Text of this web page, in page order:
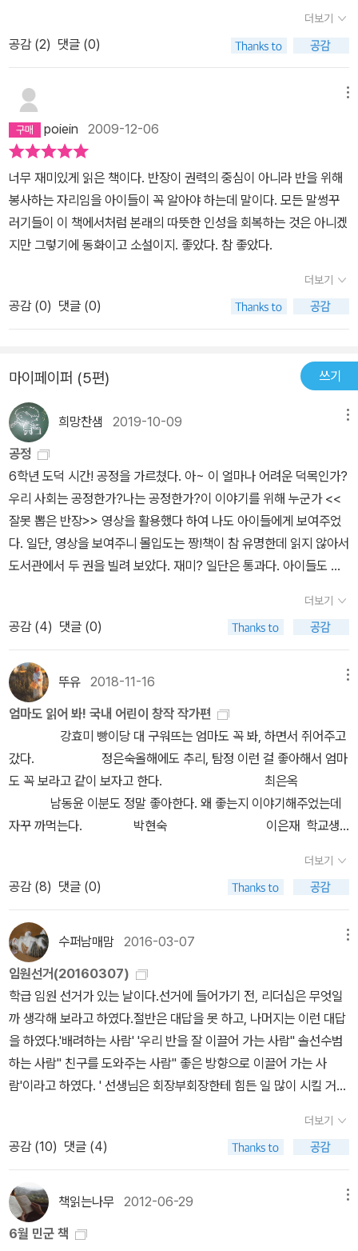
다. 선생님의 칭찬, 친구들의 관심이 그를 기분 좋게 했다. 그러면서
로운이는 반장으로서의 역할에 최선을 다한다. 그리고 사이가 좋지
시 다시 한 번 반장을 해볼지 고민하면서 이야기는 끝이 난다.
잘못 뽑
힌 반장이 아닌 정말 잘 뽑힌 반장이 된 로운이의 이야기는 많은 아이
들에게 용기를 준다. 비록 말썽꾸러기여서 많이 혼나고 신뢰를 잃어
버렸지만 자신의 역할에 충실하고 다른 사람을 배려한다면 어디서나
인정받을 수 있다는 것을 가르쳐준다.반장이든 회장이든 어떤 직책
을 맡아 수행한다는 것은 그리 쉬운 일이 아니다. 물론 그런 직책을 맡
는 과정 역시 쉬운 일은 아니다. 사람들의 신뢰가 밑바탕이 되어야 한
고 처음에는 지키지 않다가 나중에 자신의 모습을 반성하며 진정한
머슴이 되려고 노력한다. 자신의 역할에 조금씩 충실해지면서 친구
들, 선생님들의 신뢰를 얻고, 본인도 스스로 자신감을 가지게 된다.이
하게 한 것은 무엇일까? 그것은 아마도 어떤 책임감, 희생 등의 단어
가 마음속으로 들어왔기 때문일 것이다. 이렇듯 자신에게 주어진 일
에 대한 책임을 다하고, 다른 사람을 위해 희생할 줄 아는 사람으로 자
라는 것은 요즘 아이들에게 필요한 덕목이 아닐까 생각한다. 이 책은
이로운 반장을 통해 우리 아이들에게 갚진 교훈을 가르쳐 주는 고마
운 책이다. ☞이벤트 선물로 받은 캐치볼~ 아이들이 정말 좋아한다.
자란 로운이는 소문난 대책없는 개구쟁이다.그런데 왠지 모르게 안쓰
럽다. 아빠에게만은 한없이 곰살궂은 녀석인데 엄마와 학교에서만은
유독 말썽꾸러기..그 이유는 자신이 그 안에서 소외되기 때문이다.친
구들의 무시로 반장 선거 나갔다가 반장이 된 후로 로운이는 괴롭다.
의 명찬이 반장의 이야기를 무시하는듯 하면서 귀동냥으로 배운다.그
러다가 그 것은 진심이 된다. 친구들을 위해 앞장서서 봉사하게 되는
것이다.아이들은 이 책을 보고 신나게 웃는다. 로운이의 모습 속에서
억눌린 자신들의 모습을 발견하기도 하고, 악역으로 나오는 재하를
한껏 비웃어 주다가 친구를 포용하는 로운이의 넓은 마음에 함께 동
화되어 너그러워지기도 한다.로운이의 반장하기는 많은 반장이 안되
는 아이들에게 용기를 준다. 로운이도 하는데...반장은 아무나 하는 것
이다. 선택받은 사람만 하는 것이 아니라..
더보기
공감 (2) 댓글 (0)
poiein 2009-12-06
너무 재미있게 읽은 책이다. 반장이 권력의 중심이 아니라 반을 위해
봉사하는 자리임을 아이들이 꼭 알아야 하는데 말이다. 모든 말썽꾸
러기들이 이 책에서처럼 본래의 따뜻한 인성을 회복하는 것은 아니겠
지만 그렇기에 동화이고 소설이지. 좋았다. 참 좋았다.
더보기
공감 (0) 댓글 (0)
마이페이퍼 (5편) 쓰기
희망찬샘 2019-10-09
공정
6학년 도덕 시간! 공정을 가르쳤다. 아~ 이 얼마나 어려운 덕목인가?
우리 사회는 공정한가?나는 공정한가?이 이야기를 위해 누군가 <<
잘못 뽑은 반장>> 영상을 활용했다 하여 나도 아이들에게 보여주었
다. 일단, 영상을 보여주니 몰입도는 짱!책이 참 유명한데 읽지 않아서
도서관에서 두 권을 빌려 보았다. 재미? 일단은 통과다. 아이들도 제
했던가?이 책을 읽으면서 공정에 대해 다음의 두 가지 질문을 던져보
게 되었다. 이로운은 아이들에게 뿐만 아니라 선생님에게도 잘못 뽑
은 반장으로 여겨졌다. 선생님은 이로운을 도울 반장 두우미로 황제
하를 정해주었는데, 이것은 공정한 행동인가?반장이 숙제 검사를 해
야 하는데 이로운이 숙제를 해 오지 않아 반장 도우미인 제하가 숙제
검사를 하게 되었다. 제하는 반장이 숙제를 하지 않아 더 나쁘다며 다
른 아이들에게는 1점을 주는 벌점을 3점을 주는데 이것은 공정한
가? 공정이라 함은 공평하고 정의로운 것을 말하고 기회의 균등을
말한다고 아이들에게 가르쳤다. 그리고 아직 우리 사회가 많이 공정
하지 못할지라도 더 많은 이들이 공정한 사회를 위해 애쓰고 노력하
고 있다고(교과서적인 말인가?) 이야기 해 주었다. 첫 번째 이야기
가 재미있어서 이 책도 읽어보기로 했다. 결론은 잘 읽히기는 하나 다
소 억지스러운 부분도 있고, 전편만 못하다는 아쉬움이 있었다는 것.
뽑은 반장이라 생각하는 것이 조금은 타당해 보였지만, 조용하고 소
심하다고 해서 공수린이 반장으로 뽑힌 것이 잘못된 것인지는 납득하
기 어렵다. 공수린을 시기질투하는 마가희가 바깥에서 과학실 문을
잠궈 공수린을 가두어 수업시간에 늦게 만들어 곤경에 처하게 한다는
설정 부분을 읽으면서 과학샘인 나는 '뒷문을 안에서 열고 나가면 되
는데...'하는 생각을 하고 있었다. ㅎㅎ~아이들에게는 반장으로서의
나름의 롤모델을 제시하고 있기는 하다. 반장이 되었다고 해서 뻐기
지 않는 공수린의 섬김의 리더십을 칭찬한다. 이야기는 해피엔딩이라
관에 반납하겠으니 꼭 읽어보라고 했지만, 한 명이라도 읽을지는 의
문이다. '공정' 덕분에 두 권의 책을 만났다.
더보기
공감 (4) 댓글 (0)
뚜유 2018-11-16
엄마도 읽어 봐! 국내 어린이 창작 작가편
강효미 빵이당 대 구워뜨는 엄마도 꼭 봐, 하면서 쥐어주고
갔다. 정은숙올해에도 추리, 탐정 이런 걸 좋아해서 엄마
도 꼭 보라고 같이 보자고 한다. 최은옥
남동윤 이분도 정말 좋아한다. 왜 좋는지 이야기해주었는데
자꾸 까먹는다. 박현숙 이은재 학교생
데 ㅜ.ㅠ 이지훈맞다 나도 걱정 공장장 --------------
-------- 올해도 딸아이는 한국 창작에 빠져 있는데 같이 읽어주지
못해 아쉽다. 어린이문학이라곤 이거 읽은 게 다. 딸아이
는 학교에서는 아이들보다 선생님에게 인기 있는 편이고 순응하는 아
이인데 자신과 다른 자유로운 친구들을 동경하고 말썽 피우고 싶고
모험에 뛰어들고 싶은 걸 책으로 푸는 것 같다. 어제는 딸이 엄마는
친구 많아 해서 글쎄, 서울에 몇 명여기는 아는 엄마들?친구가 많지
않지만 책도 보니 심심하지는 않아, 하니 그러면 엄마는 책이 친구면
전 세계에 친구가 있는 거네, 라고 한다. 그럼 올해는 미미여사, 히가
시노 게이고, 사노 요코 등 일본친구또 영미 유럽권에 누구더라 (친구
라는데 이름도 기억이 안 남 ㅋ)암튼 많이 만났어. 엄마도 친구 많구
나, 하고 말았다. 그리고 구병모, 이기호, 정유정, 한강, 황정은, 김금
많구나. 그리고 돌아가신 분들도 가끔 만나. 아...내년에는 돌아가신
분들을 자주 찾아뵈야지. 올해 겨우 박완서, 박경리, 제인 오스틴, 허
먼 멜빌, 안톤 체호프 뵈었나. 대상포진의 고통? 가려움? 중에 내년
더보기
공감 (8) 댓글 (0)
수퍼남매맘 2016-03-07
임원선거(20160307)
학급 임원 선거가 있는 날이다.선거에 들어가기 전, 리더십은 무엇일
까 생각해 보라고 하였다.절반은 대답을 못 하고, 나머지는 이런 대답
을 하였다.'배려하는 사람' '우리 반을 잘 이끌어 가는 사람'' 솔선수범
하는 사람'' 친구를 도와주는 사람'' 좋은 방향으로 이끌어 가는 사
람'이라고 하였다. ' 선생님은 회장부회장한테 힘든 일 많이 시킬 거예
한 일 없어도 반을 대표해서 야단 맞을 때도 있어요.임원은 낮은 자리
에서 봉사하는 사람이랍니다. '이렇게 못을 박아 놓고, 본격적으로 선
거에 들어갔다. 저학년은 후보자가 넘치는데 역시 고학년이라서 그런
지 후보자가 잘 안 나왔다.자천한 사람은 남녀 각각 한 명 , 추천 받은
후보 3명 이렇게 해서남자 후보 3명, 여자 후보 2명이 되어 겨우 임원
선거를 치를 수 있었다.여자는 2명이라서 한 명은 회장, 나머지는 자
더보기
공감 (10) 댓글 (4)
책읽는나무 2012-06-29
6월 민군 책